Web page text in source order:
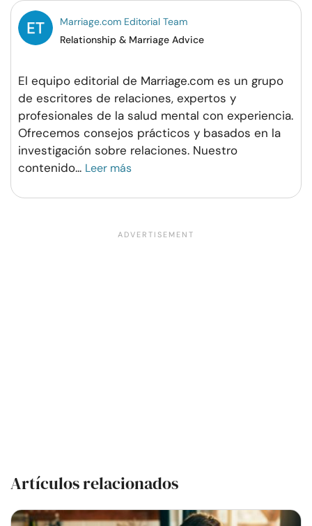
Marriage.com Editorial Team
Relationship & Marriage Advice
El equipo editorial de Marriage.com es un grupo
de escritores de relaciones, expertos y
profesionales de la salud mental con experiencia.
Ofrecemos consejos prácticos y basados en la
investigación sobre relaciones. Nuestro
contenido... Leer más
Artículos relacionados